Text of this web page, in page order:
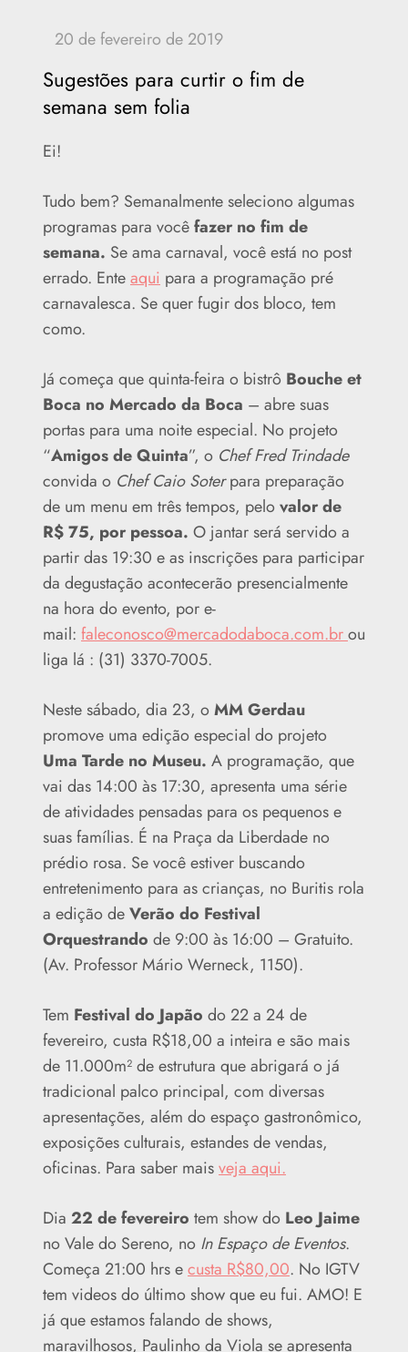
Sugestões para curtir o fim de
semana sem folia
Ei!
Tudo bem? Semanalmente seleciono algumas
programas para vocêfazer no fim de
semana. Se ama carnaval, você está no post
errado. Enteaqui para a programação pré
carnavalesca. Se quer fugir dos bloco, tem
como.
Já começa que quinta-feira o bistrô Bouche et
Boca no Mercado da Boca – abre suas
portas para uma noite especial. No projeto
“Amigos de Quinta”, o Chef Fred Trindade
convida o Chef Caio Soterpara preparação
de um menu em três tempos, pelovalor de
R$ 75, por pessoa. O jantar será servido a
partir das 19:30 e as inscrições para participar
da degustação acontecerão presencialmente
na hora do evento, por e-
mail: faleconosco@mercadodaboca.com.brou
liga lá : (31) 3370-7005.
Neste sábado, dia 23, oMM Gerdau
promove uma edição especial do projeto
Uma Tarde no Museu. A programação, que
vai das 14:00 às 17:30, apresenta uma série
de atividades pensadas para os pequenos e
suas famílias. É na Praça da Liberdade no
prédio rosa. Se você estiver buscando
entretenimento para as crianças, no Buritis rola
a edição deVerão do Festival
Orquestrando de 9:00 às 16:00 – Gratuito.
(Av. Professor Mário Werneck, 1150).
Tem Festival do Japão do 22 a 24 de
fevereiro, custa R$18,00 a inteira e são mais
de 11.000m² de estrutura que abrigará o já
tradicional palco principal, com diversas
apresentações, além do espaço gastronômico,
exposições culturais, estandes de vendas,
oficinas. Para saber maisveja aqui.
Dia 22 de fevereiro tem show do Leo Jaime
no Vale do Sereno, no In Espaço de Eventos.
Começa 21:00 hrs ecusta R$80,00. No IGTV
tem videos do último show que eu fui. AMO! E
já que estamos falando de shows,
maravilhosos, Paulinho da Viola se apresenta